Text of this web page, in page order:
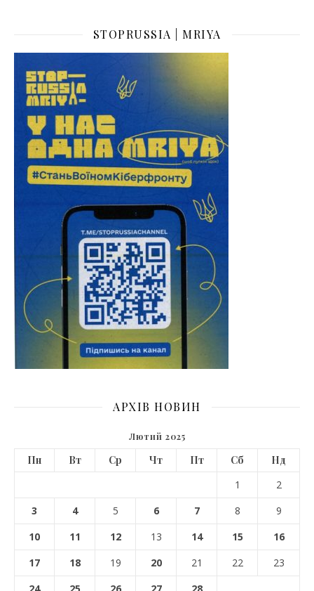
STOPRUSSIA | MRIYA
АРХІВ НОВИН
Лютий 2025
Пн Вт Ср Чт Пт Сб
Нд
1
2
3
4 5 6 7 8
9
10
11 12 13 14 15
16
17
18 19 20 21 22
23